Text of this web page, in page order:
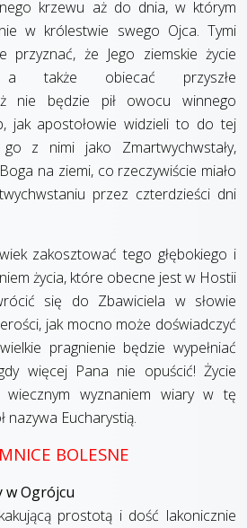
krzewu aż do dnia, w którym
w królestwie swego Ojca. Tymi
przyznać, że Jego ziemskie życie
a także obiecać przyszłe
nie będzie pił owocu winnego
jak apostołowie widzieli to do tej
z nimi jako Zmartwychwstały,
na ziemi, co rzeczywiście miało
przez czterdzieści dni
zakosztować tego głębokiego i
życia, które obecne jest w Hostii
się do Zbawiciela w słowie
jak mocno może doświadczyć
pragnienie będzie wypełniać
więcej Pana nie opuścić! Życie
wiecznym wyznaniem wiary w tę
nazywa Eucharystią.
BOLESNE
w Ogrójcu
prostotą i dość lakonicznie